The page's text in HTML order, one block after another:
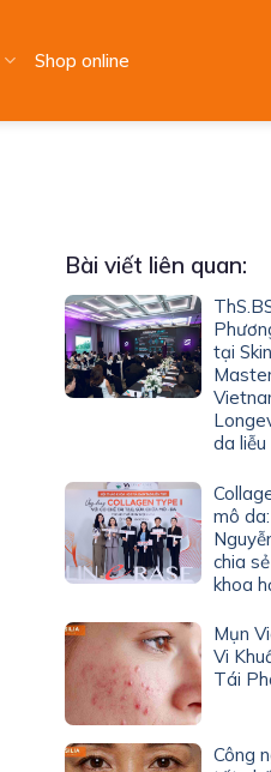
Shop online
Bài viết liên quan:
tại
da liễu
mô
chia
khoa
Mụn
Vi
Tái
Công